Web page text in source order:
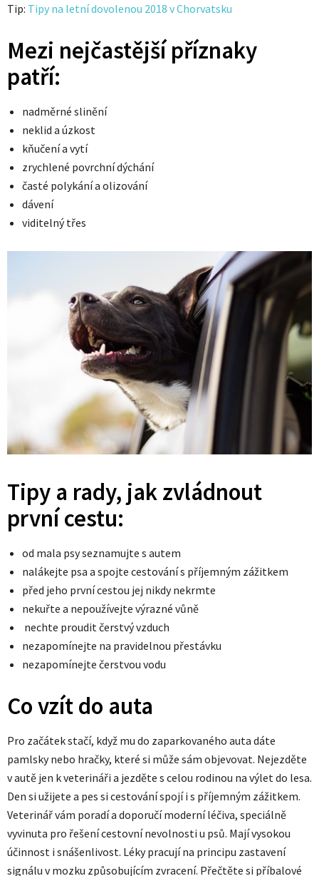
Tip: Tipy na letní dovolenou 2018 v Chorvatsku
Mezi nejčastější příznaky
patří:
nadměrné slinění
neklid a úzkost
kňučení a vytí
zrychlené povrchní dýchání
časté polykání a olizování
dávení
viditelný třes
Tipy a rady, jak zvládnout
první cestu:
od mala psy seznamujte s autem
nalákejte psa a spojte cestování s příjemným zážitkem
před jeho první cestou jej nikdy nekrmte
nekuřte a nepoužívejte výrazné vůně
nechte proudit čerstvý vzduch
nezapomínejte na pravidelnou přestávku
nezapomínejte čerstvou vodu
Co vzít do auta
Pro začátek stačí, když mu do zaparkovaného auta dáte
pamlsky nebo hračky, které si může sám objevovat. Nejezděte
v autě jen k veterináři a jezděte s celou rodinou na výlet do lesa.
Den si užijete a pes si cestování spojí i s příjemným zážitkem.
Veterinář vám poradí a doporučí moderní léčiva, speciálně
vyvinuta pro řešení cestovní nevolnosti u psů. Mají vysokou
účinnost i snášenlivost. Léky pracují na principu zastavení
signálu v mozku způsobujícím zvracení. Přečtěte si příbalové